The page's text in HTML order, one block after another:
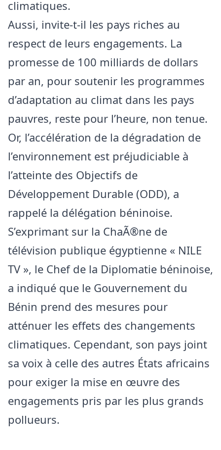
climatiques.
Aussi, invite-t-il les pays riches au
respect de leurs engagements. La
promesse de 100 milliards de dollars
par an, pour soutenir les programmes
d’adaptation au climat dans les pays
pauvres, reste pour l’heure, non tenue.
Or, l’accélération de la dégradation de
l’environnement est préjudiciable à
l’atteinte des Objectifs de
Développement Durable (ODD), a
rappelé la délégation béninoise.
S’exprimant sur la ChaÃ®ne de
télévision publique égyptienne « NILE
TV », le Chef de la Diplomatie béninoise,
a indiqué que le Gouvernement du
Bénin prend des mesures pour
atténuer les effets des changements
climatiques. Cependant, son pays joint
sa voix à celle des autres États africains
pour exiger la mise en œuvre des
engagements pris par les plus grands
pollueurs.